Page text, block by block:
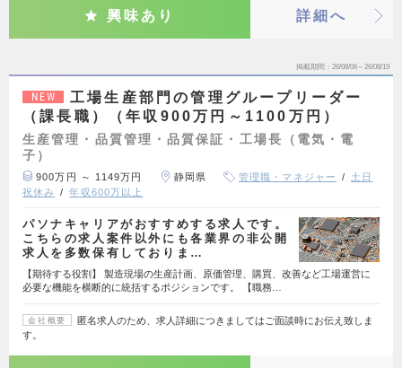
興味あり 詳細へ
掲載期間 26/08/06～26/08/19
NEW
工場生産部門の管理グループリーダー
（課長職）（年収900万円～1100万円）
生産管理・品質管理・品質保証・工場長（電気・電
子）
900万円 ～ 1149万円 静岡県 管理職・マネジャー
土日
祝休み
年収600万以上
パソナキャリアがおすすめする求人です。
こちらの求人案件以外にも各業界の非公開
求人を多数保有しておりま…
【期待する役割】 製造現場の生産計画、原価管理、購買、改善など工場運営に
必要な機能を横断的に統括するポジションです。 【職務…
会社概要
匿名求人のため、求人詳細につきましてはご面談時にお伝え致しま
す。